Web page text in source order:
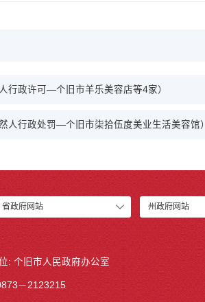
行政许可—个旧市羊乐美容店等4家）
人行政处罚—个旧市柒拾伍度美业生活美容馆）
省政府网站 州政府网站
: 个旧市人民政府办公室
－2123215